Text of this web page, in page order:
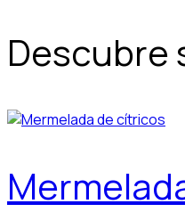
Descubre